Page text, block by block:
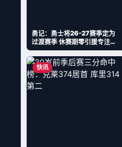
勇记：勇士将26-27赛季定为
过渡赛季 休赛期零引援专注内
部培养
快讯